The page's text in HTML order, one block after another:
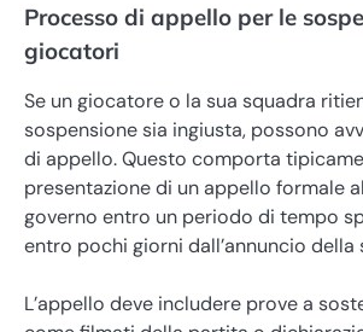
Processo di appello per le
giocatori
Se un giocatore o la sua squadra
sospensione sia ingiusta, possono
di appello. Questo comporta
presentazione di un appello formale
governo entro un periodo di tempo
entro pochi giorni dall’annuncio della
L’appello deve includere prove a